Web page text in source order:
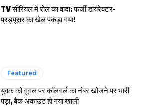
TV सीरियल में रोल का वादा: फर्जी डायरेक्टर-
प्रड्यूसर का खेल पकड़ा गया!
Featured
युवक को गूगल पर कॉलगर्ल का नंबर खोजने पर भारी
पड़ा, बैंक अकाउंट हो गया खाली